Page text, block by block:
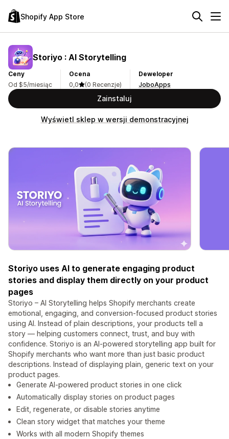
Shopify App Store
Storiyo : AI Storytelling
Ceny
Od $5/miesiąc
Ocena
0,0
(0 Recenzje)
Deweloper
JoboApps
Zainstaluj
Wyświetl sklep w wersji demonstracyjnej
Storiyo uses AI to generate engaging product
stories and display them directly on your product
pages
Storiyo – AI Storytelling helps Shopify merchants create
emotional, engaging, and conversion-focused product stories
using AI. Instead of plain descriptions, your products tell a
story — helping customers connect, trust, and buy with
confidence. Storiyo is an AI-powered storytelling app built for
Shopify merchants who want more than just basic product
descriptions. Instead of displaying plain, generic text on your
product pages.
Generate AI-powered product stories in one click
Automatically display stories on product pages
Edit, regenerate, or disable stories anytime
Clean story widget that matches your theme
Works with all modern Shopify themes